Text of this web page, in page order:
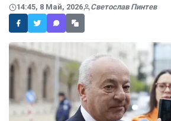
14:45, 8 Май, 2026 Светослав Пинтев